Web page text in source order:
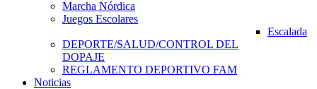
Marcha Nórdica
Juegos Escolares
Escalada
DEPORTE/SALUD/CONTROL DEL
DOPAJE
REGLAMENTO DEPORTIVO FAM
Noticias